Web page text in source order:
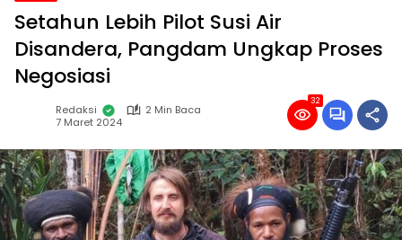
Setahun Lebih Pilot Susi Air
Disandera, Pangdam Ungkap Proses
Negosiasi
Redaksi
2 Min Baca
7 Maret 2024
32